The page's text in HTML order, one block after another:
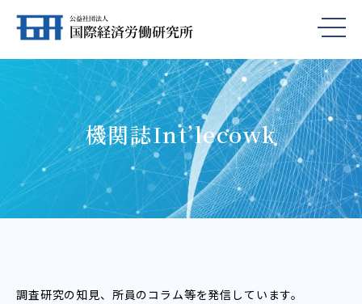
機関誌Int’lecowk
調査研究の知見、所員のコラム等を発信しています。